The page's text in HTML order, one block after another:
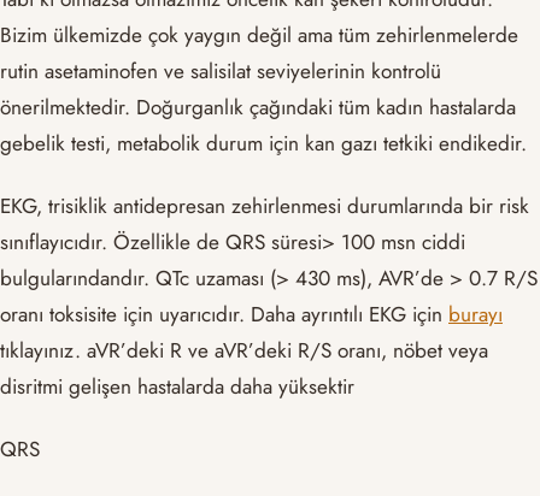
Bizim ülkemizde çok yaygın değil ama tüm zehirlenmelerde
rutin asetaminofen ve salisilat seviyelerinin kontrolü
önerilmektedir. Doğurganlık çağındaki tüm kadın hastalarda
gebelik testi, metabolik durum için kan gazı tetkiki endikedir.
EKG, trisiklik antidepresan zehirlenmesi durumlarında bir risk
sınıflayıcıdır. Özellikle de QRS süresi> 100 msn ciddi
bulgularındandır. QTc uzaması (> 430 ms), AVR’de > 0.7 R/S
oranı toksisite için uyarıcıdır. Daha ayrıntılı EKG için burayı
tıklayınız. aVR’deki R ve aVR’deki R/S oranı, nöbet veya
disritmi gelişen hastalarda daha yüksektir
QRS